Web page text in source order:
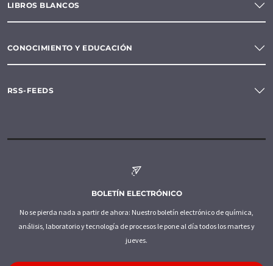
LIBROS BLANCOS
CONOCIMIENTO Y EDUCACIÓN
RSS-FEEDS
BOLETÍN ELECTRÓNICO
No se pierda nada a partir de ahora: Nuestro boletín electrónico de química,
análisis, laboratorio y tecnología de procesos le pone al día todos los martes y
jueves.